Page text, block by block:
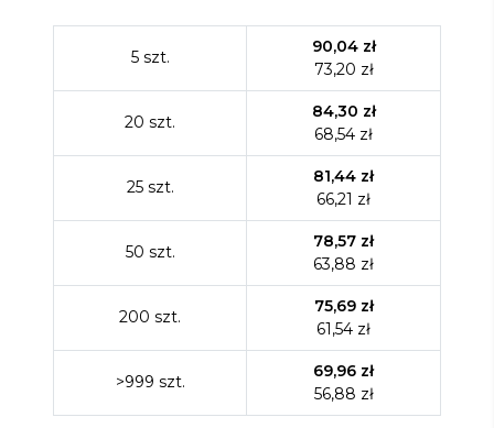
5 szt.
90,04 zł
73,20 zł
20 szt.
84,30 zł
68,54 zł
25 szt.
81,44 zł
66,21 zł
50 szt.
78,57 zł
63,88 zł
200 szt.
75,69 zł
61,54 zł
>999 szt.
69,96 zł
56,88 zł